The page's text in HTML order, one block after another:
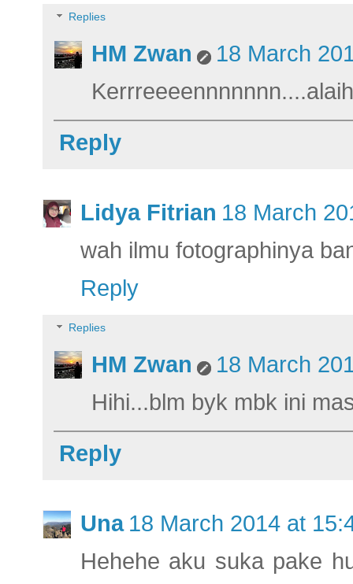
Replies
HM Zwan
18 March
Reply
Lidya Fitrian 18 March
wah ilmu fotographinya
Reply
Replies
HM Zwan
18 March
Hihi...blm byk mbk ini
Reply
Una 18 March 2014 at
Hehehe aku suka pake